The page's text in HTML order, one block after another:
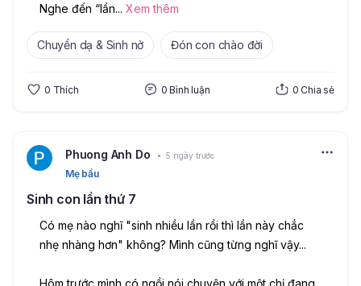
Nghe đến “lần... Xem thêm
Chuyển dạ & Sinh nở Đón con chào đời
0 Thích 0 Bình luận 0 Chia sẻ
Phuong Anh Do 5 ngày trước
Mẹ bầu
Sinh con lần thứ 7
Có mẹ nào nghĩ "sinh nhiều lần rồi thì lần này chắc
nhẹ nhàng hơn" không? Mình cũng từng nghĩ vậy...
Hôm trước mình có ngồi nói chuyện với một chị đang